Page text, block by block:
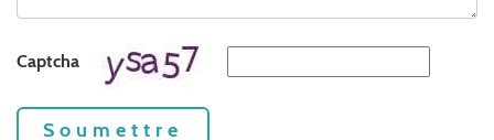
Captcha
Soumettre